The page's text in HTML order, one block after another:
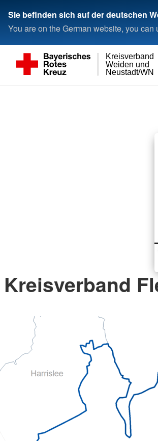
Sie befinden sich auf der deutschen
You are on the German website, you
Neustadt/WN
Weiden und
Kreisverband
Kreisverband